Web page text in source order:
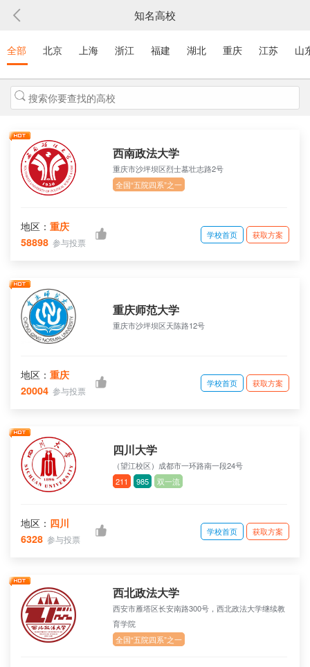
知名高校
全部 北京 上海 浙江 福建 湖北 重庆 江苏 山
西南政法大学
重庆市沙坪坝区烈士墓壮志路2号
全国“五院四系”之一
地区： 重庆
58898 参与投票
学校首页 获取方案
重庆师范大学
重庆市沙坪坝区天陈路12号
地区： 重庆
20004 参与投票
学校首页 获取方案
四川大学
（望江校区）成都市一环路南一段24号
211
985 双一流
地区： 四川
6328 参与投票
学校首页 获取方案
西北政法大学
西安市雁塔区长安南路300号，西北政法大学继续教
育学院
全国“五院四系”之一